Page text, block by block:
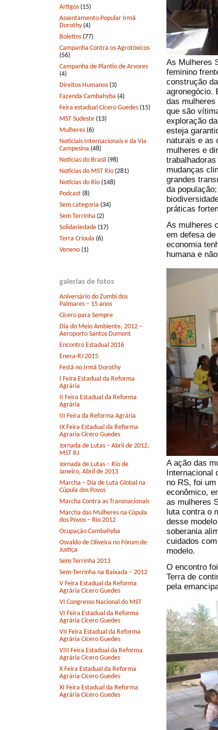
Artigos (15)
Assentamento Popular Irmã
Dorothy (4)
Boletins (77)
Campanha Contra os Agrotóxicos
(56)
Campanha de Plantio de Arvores
(4)
Direitos Humanos (3)
Fazenda Cambahyba (4)
Feira estadual Cícero Guedes (15)
MST Sudeste (13)
Mulheres (6)
Notíciais Internacionais e da Via
Campesina (48)
Notícias do Brasil (98)
Notícias do MST Rio (281)
Notícias do Rio (148)
Podcast (8)
Sem categoria (34)
Sem Terrinha (2)
Solidariedade (17)
Terra Crioula (6)
Veneno (1)
galerias de fotos
Aniversário do Zumbi dos
Palmares – 15 anos
Cícero para Sempre
Dia do Meio Ambiente, 2012 –
Aeroporto Santos Dumont
Encontro Estadual 2016
Enera-RJ 2015
Festã no Irmã Dorothy
I Feira Estadual da Reforma
Agrária
II Feira Estadual da Reforma
Agrária
III Feira da Reforma Agrária
IX Feira Estadual da Reforma
Agraria Cícero Guedes
Jornada de Lutas – Abril de 2012,
MST RJ
Jornada de Lutas – Rio de
Janeiro, Abril de 2013
Marcha – Dia de Luta Global na
Cúpula dos Povos
Marcha Contra as Transnacionais
Marcha das Mulheres na Cúpula
dos Povos – Rio 2012
Ocupação Cambahyba
Osvaldo de Oliveira no Fórum de
Justiça
Sem Terrinha 2013
Sem-Terrinha na Baixada – 2012
V Feira Estadual da Reforma
Agrária Cícero Guedes
VI Congresso Nacional do MST
VI Feira Estadual da Reforma
Agrária Cícero Guedes
VII Feira Estadual da Reforma
Agrária Cícero Guedes
VIII Feira Estadual da Reforma
Agrária Cícero Guedes
X Feira Estadual da Reforma
Agrária Cícero Guedes
XI Feira Estadual da Reforma
Agrária Cícero Guedes
As Mulheres
feminino
construção
agronegócio.
das
que são
exploração
esteja
naturais e as
mulheres e
mudanças
grandes
da
práticas
As mulheres
em defesa
economia
humana e
A ação das
Internacional
no RS, foi
econômico,
as mulheres
luta contra o
desse
soberania
cuidados
modelo.
O encontro
Terra de
pela